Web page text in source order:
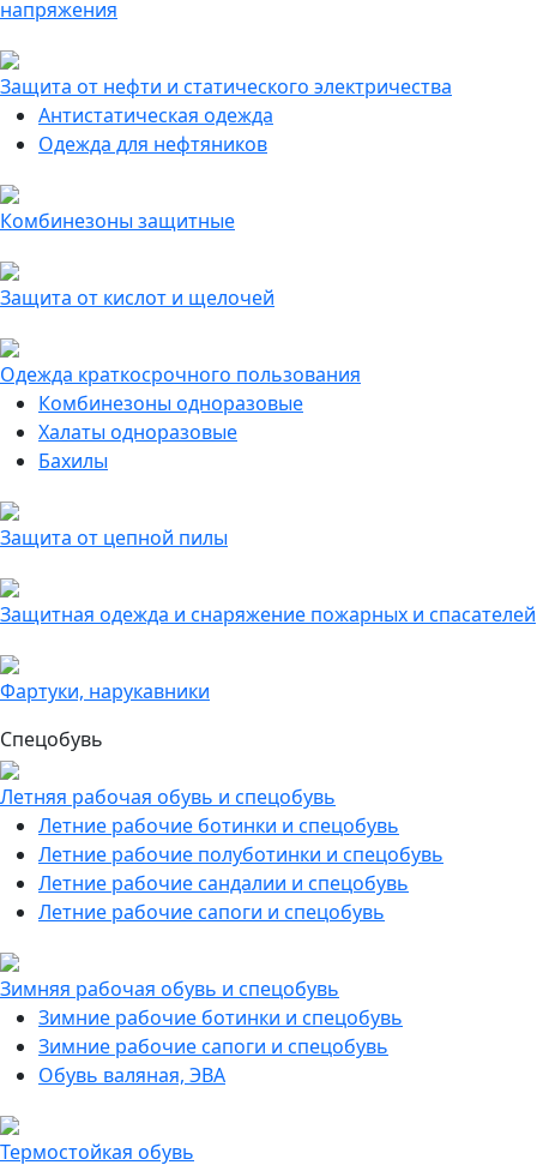
напряжения
Защита от нефти и статического электричества
Антистатическая одежда
Одежда для нефтяников
Комбинезоны защитные
Защита от кислот и щелочей
Одежда краткосрочного пользования
Комбинезоны одноразовые
Халаты одноразовые
Бахилы
Защита от цепной пилы
Защитная одежда и снаряжение пожарных и спасателей
Фартуки, нарукавники
Спецобувь
Летняя рабочая обувь и спецобувь
Летние рабочие ботинки и спецобувь
Летние рабочие полуботинки и спецобувь
Летние рабочие сандалии и спецобувь
Летние рабочие сапоги и спецобувь
Зимняя рабочая обувь и спецобувь
Зимние рабочие ботинки и спецобувь
Зимние рабочие сапоги и спецобувь
Обувь валяная, ЭВА
Термостойкая обувь